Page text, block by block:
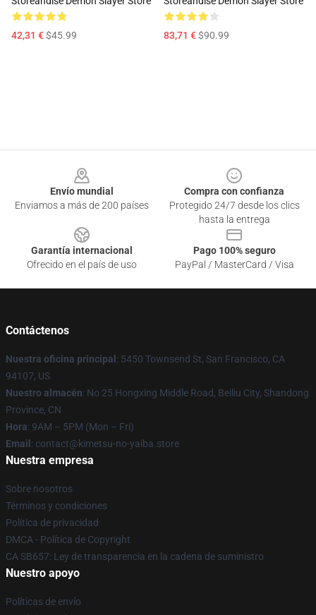
42,31 €$45.99 83,71 €$90.99
Envío mundial
Enviamos a más de 200 países
Compra con confianza
Protegido 24/7 desde los clics
hasta la entrega
Garantía internacional
Ofrecido en el país de uso
Pago 100% seguro
PayPal / MasterCard / Visa
Contáctenos
Nuestra oficina principal : 5450 Townsend St, San Francisco, CA
94107, US
Nuestro almacén: No 25 Hongxing Middle Road, Beiliu City, Shandong
Province, CN
Hora: 9AM – 5PM (Mon – Fri)
Email : contact@kimetsu-no-yaiba.store
Nuestra empresa
Sobre nosotros
Términos y condiciones
Política de privacidad
DMCA - Política de Copyright
CA SB657: Ley de transparencia en la cadena de suministro
Nuestro apoyo
Políticas de envío